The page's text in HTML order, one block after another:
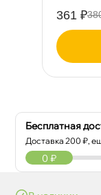
361 ₽
Бесплатная
Доставка200 ₽,
0 ₽